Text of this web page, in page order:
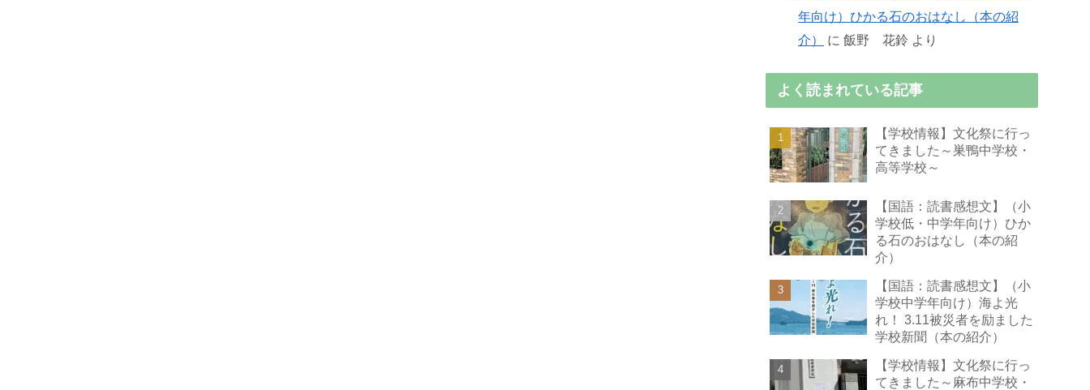
年向け）ひかる石のおはなし（本の紹
介）
に 飯野 花鈴 より
よく読まれている記事
【学校情報】文化祭に行っ
てきました～巣鴨中学校・
高等学校～
【国語：読書感想文】（小
学校低・中学年向け）ひか
る石のおはなし（本の紹
介）
【国語：読書感想文】（小
学校中学年向け）海よ光
れ！ 3.11被災者を励ました
学校新聞（本の紹介）
【学校情報】文化祭に行っ
てきました～麻布中学校・